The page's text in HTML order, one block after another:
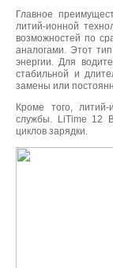
Главное
литий-ионной
возможностей по
аналогами. Этот
энергии. Для
стабильной и
замены или
Кроме того,
службы. LiTime 12
циклов зарядки.